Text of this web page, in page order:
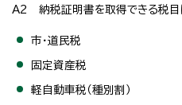
A2 納税証明書を取得できる税目
市・道民税
固定資産税
軽自動車税（種別割）